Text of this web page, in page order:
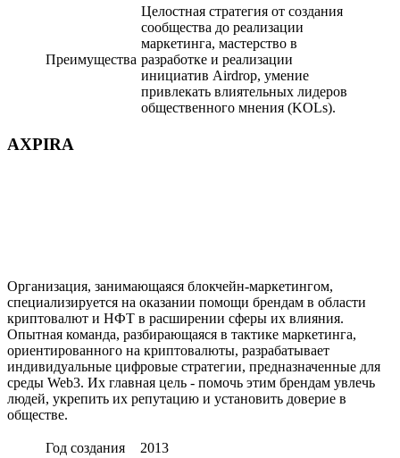
Преимущества
Целостная стратегия от создания
сообщества до реализации
маркетинга, мастерство в
разработке и реализации
инициатив Airdrop, умение
привлекать влиятельных лидеров
общественного мнения (KOLs).
AXPIRA
Организация, занимающаяся блокчейн-маркетингом,
специализируется на оказании помощи брендам в области
криптовалют и НФТ в расширении сферы их влияния.
Опытная команда, разбирающаяся в тактике маркетинга,
ориентированного на криптовалюты, разрабатывает
индивидуальные цифровые стратегии, предназначенные для
среды Web3. Их главная цель - помочь этим брендам увлечь
людей, укрепить их репутацию и установить доверие в
обществе.
Год создания 2013